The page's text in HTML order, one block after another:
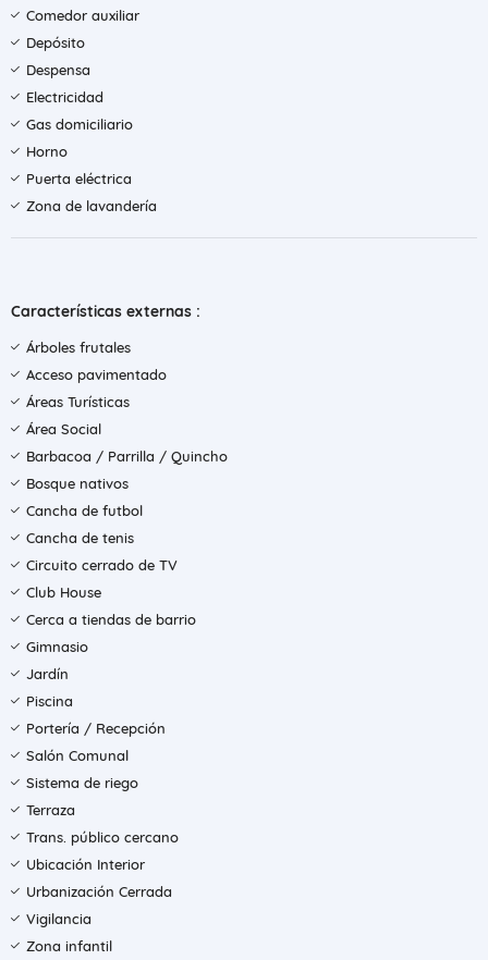
Comedor auxiliar
Depósito
Despensa
Electricidad
Gas domiciliario
Horno
Puerta eléctrica
Zona de lavandería
Características externas :
Árboles frutales
Acceso pavimentado
Áreas Turísticas
Área Social
Barbacoa / Parrilla / Quincho
Bosque nativos
Cancha de futbol
Cancha de tenis
Circuito cerrado de TV
Club House
Cerca a tiendas de barrio
Gimnasio
Jardín
Piscina
Portería / Recepción
Salón Comunal
Sistema de riego
Terraza
Trans. público cercano
Ubicación Interior
Urbanización Cerrada
Vigilancia
Zona infantil